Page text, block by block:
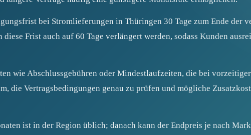
bei Stromlieferungen in Thüringen 30 Tage zum Ende der
Frist auch auf 60 Tage verlängert werden, sodass Kunden
wie Abschlussgebühren oder Mindestlaufzeiten, die bei
die Vertragsbedingungen genau zu prüfen und mögliche
ist in der Region üblich; danach kann der Endpreis je nach